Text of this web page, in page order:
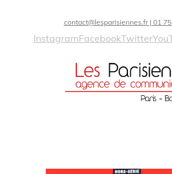
contact@lesparisiennes.fr | 01
InstagramFacebookTwitter